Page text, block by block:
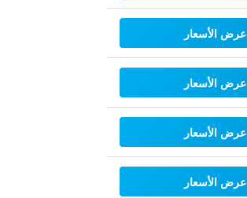
عرض الأسعار
عرض الأسعار
عرض الأسعار
عرض الأسعار